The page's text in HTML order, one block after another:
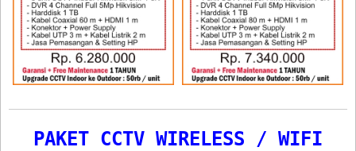
PAKET CCTV WIRELESS / WIFI